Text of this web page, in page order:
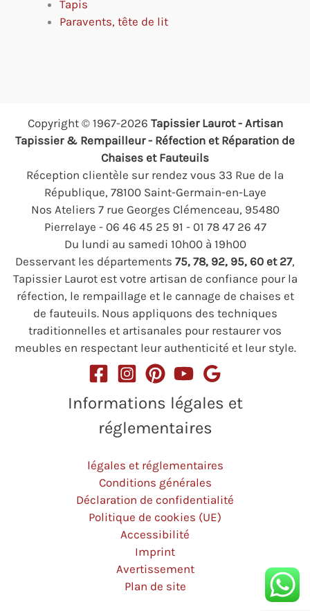
Tapis
Paravents, tête de lit
Copyright © 1967-2026 Tapissier Laurot - Artisan
Tapissier & Rempailleur - Réfection et Réparation de
Chaises et Fauteuils
Réception clientèle sur rendez vous 33 Rue de la
République, 78100 Saint-Germain-en-Laye
Nos Ateliers 7 rue Georges Clémenceau, 95480
Pierrelaye - 06 46 45 25 91 - 01 78 47 26 47
Du lundi au samedi 10h00 à 19h00
Desservant les départements 75, 78, 92, 95, 60 et 27,
Tapissier Laurot est votre artisan de confiance pour la
réfection, le rempaillage et le cannage de chaises et
de fauteuils. Nous appliquons des techniques
traditionnelles et artisanales pour restaurer vos
meubles en respectant leur authenticité et leur style.
Informations légales et
réglementaires
légales et réglementaires
Conditions générales
Déclaration de confidentialité
Politique de cookies (UE)
Accessibilité
Imprint
Avertissement
Plan de site